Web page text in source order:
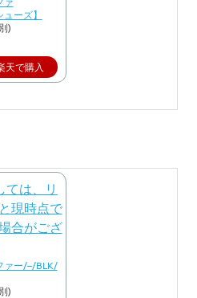
ーズ】
)
天で購入
ァー/–/BLK/
)